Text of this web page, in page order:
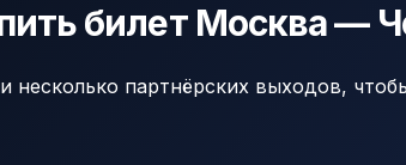
билет Москва —
несколько партнёрских выходов,